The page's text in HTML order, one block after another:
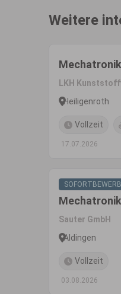
Weitere
LKH
Heiligenroth
Vollzeit
17.07.2026
Sauter GmbH
Aldingen
Vollzeit
03.08.2026